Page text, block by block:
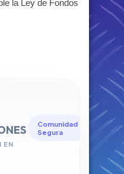
la Ley de Fondos
EN
Comunidad
Segura